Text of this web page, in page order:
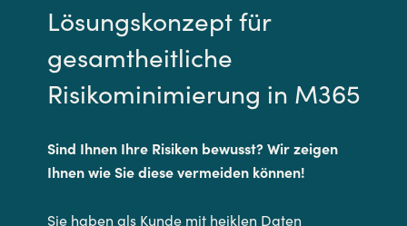
Lösungskonzept für
gesamtheitliche
Risikominimierung in M365
Sind Ihnen Ihre Risiken bewusst? Wir zeigen
Ihnen wie Sie diese vermeiden können!
Sie haben als Kunde mit heiklen Daten